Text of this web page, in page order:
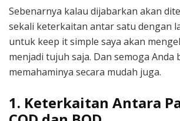
Sebenarnya kalau dijabarkan akan
sekali keterkaitan antar satu dengan
untuk keep it simple saya akan
menjadi tujuh saja. Dan semoga Anda
memahaminya secara mudah juga.
1. Keterkaitan Antara